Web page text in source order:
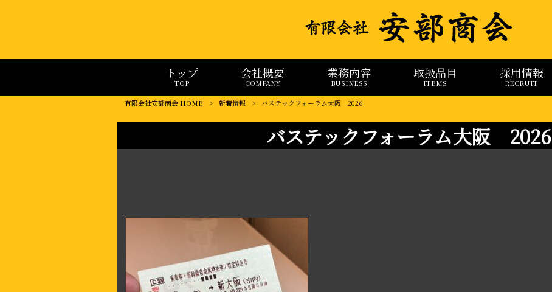
トップ
TOP
会社概要
COMPANY
業務内容
BUSINESS
取扱品目
ITEMS
採用情報
RECRUIT
有限会社安部商会 HOME > 新着情報 > バステックフォーラム大阪 2026
バステックフォーラム大阪 2026